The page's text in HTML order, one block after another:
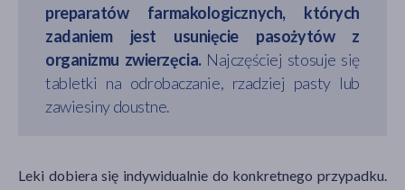
preparatów farmakologicznych, których
zadaniem jest usunięcie pasożytów z
organizmu zwierzęcia.Najczęściej stosuje się
tabletki na odrobaczanie, rzadziej pasty lub
zawiesiny doustne.
Leki dobiera się indywidualnie do konkretnego przypadku.